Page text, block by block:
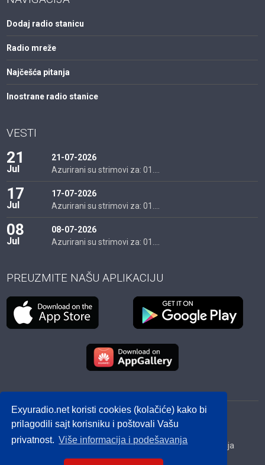
Exyuradio.net koristi cookies (kolačiće) kako bi
prilagodili sajt korisniku i poštovali Vašu
privatnost. Više informacija i podešavanja
Dodaj radio stanicu
Radio mreže
Najčešća pitanja
Inostrane radio stanice
VESTI
21
Jul
21-07-2026
Azurirani su strimovi za: 01....
17
Jul
17-07-2026
Azurirani su strimovi za: 01....
08
Jul
08-07-2026
Azurirani su strimovi za: 01....
PREUZMITE NAŠU APLIKACIJU
© 2012 - 2026! exyuradio.net -Politika privatnosti -
created by IMS.RS
Srbija
Hrvatska BiH Crna Gora Makedonija
Slovenija